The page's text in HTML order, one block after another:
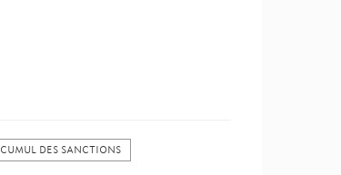
CUMUL DES SANCTIONS